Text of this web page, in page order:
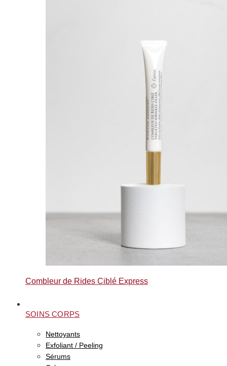
Combleur de Rides Ciblé Express
SOINS CORPS
Nettoyants
Exfoliant / Peeling
Sérums